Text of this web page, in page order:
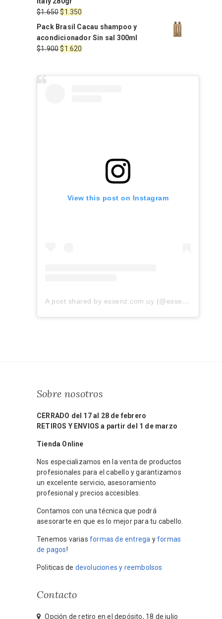
era:
$1.568.
es:
$1.411.
$1.650El
precio
original
era:
$1.650.
$1.350
actual
es:
$1.350.
Pack Brasil Cacau shampoo y
acondicionador Sin sal 300ml
$1.900El
$1.620
View this post on Instagram
A post shared by essenz.com.uy (@essenz.com.uy)
Sobre nosotros
CERRADO del 17 al 28 de febrero
RETIROS Y ENVIOS a partir del 1 de marzo
Tienda Online
Nos especializamos en la venta de productos
profesionales para el cabello y garantizamos
un excelente servicio, asesoramiento
profesional y precios accesibles.
Contamos con una técnica que podrá
asesorarte en que es lo mejor para tu cabello.
Tenemos varias formas de entrega yformas
de pagos!
Politicas de devoluciones y reembolsos
Contacto
Opción de retiro en el depósito, 18 de julio